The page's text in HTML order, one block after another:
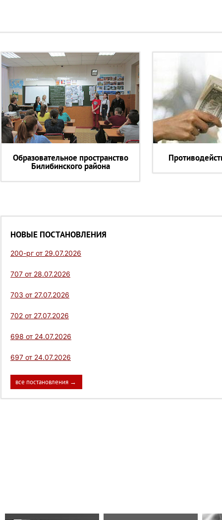
Образовательное пространство
Билибинского района
НОВЫЕ ПОСТАНОВЛЕНИЯ
200-рг от 29.07.2026
707 от 28.07.2026
703 от 27.07.2026
702 от 27.07.2026
698 от 24.07.2026
697 от 24.07.2026
все постановления →